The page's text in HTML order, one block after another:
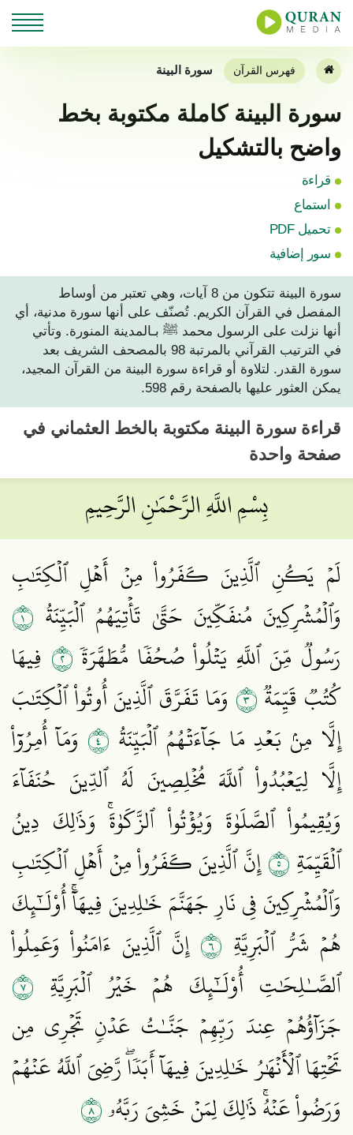
فهرس القرآن سورة البينة
سورة البينة كاملة مكتوبة بخط
واضح بالتشكيل
قراءة
استماع
تحميل PDF
سور إضافية
سورة البينة تتكون من 8 آيات، وهي تعتبر من أوساط
المفصل في القرآن الكريم. تُصنّف على أنها سورة مدنية، أي
أنها نزلت على الرسول محمد ﷺ بـالمدينة المنورة. وتأتي
في الترتيب القرآني بالمرتبة 98 بالمصحف الشريف بعد
سورة القدر. لتلاوة أو قراءة سورة البينة من القرآن المجيد،
يمكن العثور عليها بالصفحة رقم 598.
قراءة سورة البينة مكتوبة بالخط العثماني في
صفحة واحدة
بِسْمِ اللَّهِ الرَّحْمَٰنِ الرَّحِيمِ
لَمۡ يَكُنِ ٱلَّذِينَ كَفَرُواْ مِنۡ أَهۡلِ ٱلۡكِتَٰبِ
وَٱلۡمُشۡرِكِينَ مُنفَكِّينَ حَتَّىٰ تَأۡتِيَهُمُ ٱلۡبَيِّنَةُ ١
رَسُولٞ مِّنَ ٱللَّهِ يَتۡلُواْ صُحُفٗا مُّطَهَّرَةٗ٢ فِيهَا
كُتُبٞ قَيِّمَةٞ٣ وَمَا تَفَرَّقَ ٱلَّذِينَ أُوتُواْ ٱلۡكِتَٰبَ
إِلَّا مِنۢ بَعۡدِ مَا جَآءَتۡهُمُ ٱلۡبَيِّنَةُ ٤ وَمَآ أُمِرُوٓاْ
إِلَّا لِيَعۡبُدُواْ ٱللَّهَ مُخۡلِصِينَ لَهُ ٱلدِّينَ حُنَفَآءَ
وَيُقِيمُواْ ٱلصَّلَوٰةَ وَيُؤۡتُواْ ٱلزَّكَوٰةَۚ وَذَٰلِكَ دِينُ
ٱلۡقَيِّمَةِ٥إِنَّ ٱلَّذِينَ كَفَرُواْ مِنۡ أَهۡلِ ٱلۡكِتَٰبِ
وَٱلۡمُشۡرِكِينَ فِي نَارِ جَهَنَّمَ خَٰلِدِينَ فِيهَآۚ أُوْلَـٰٓئِكَ
هُمۡ شَرُّ ٱلۡبَرِيَّةِ ٦ إِنَّ ٱلَّذِينَ ءَامَنُواْ وَعَمِلُواْ
ٱلصَّـٰلِحَٰتِ أُوْلَـٰٓئِكَ هُمۡ خَيۡرُ ٱلۡبَرِيَّةِ ٧
جَزَآؤُهُمۡ عِندَ رَبِّهِمۡ جَنَّـٰتُ عَدۡنٖ تَجۡرِي مِن
تَحۡتِهَا ٱلۡأَنۡهَٰرُ خَٰلِدِينَ فِيهَآ أَبَدٗاۖ رَّضِيَ ٱللَّهُ عَنۡهُمۡ
وَرَضُواْ عَنۡهُۚ ذَٰلِكَ لِمَنۡ خَشِيَ رَبَّهُۥ٨